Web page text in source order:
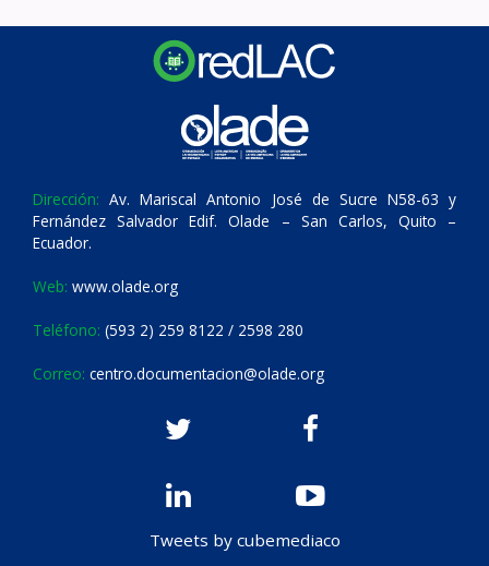
Dirección: Av. Mariscal Antonio José de Sucre N58-63 y
Fernández Salvador Edif. Olade – San Carlos, Quito –
Ecuador.
Web: www.olade.org
Teléfono: (593 2) 259 8122 / 2598 280
Correo: centro.documentacion@olade.org
Tweets by cubemediaco